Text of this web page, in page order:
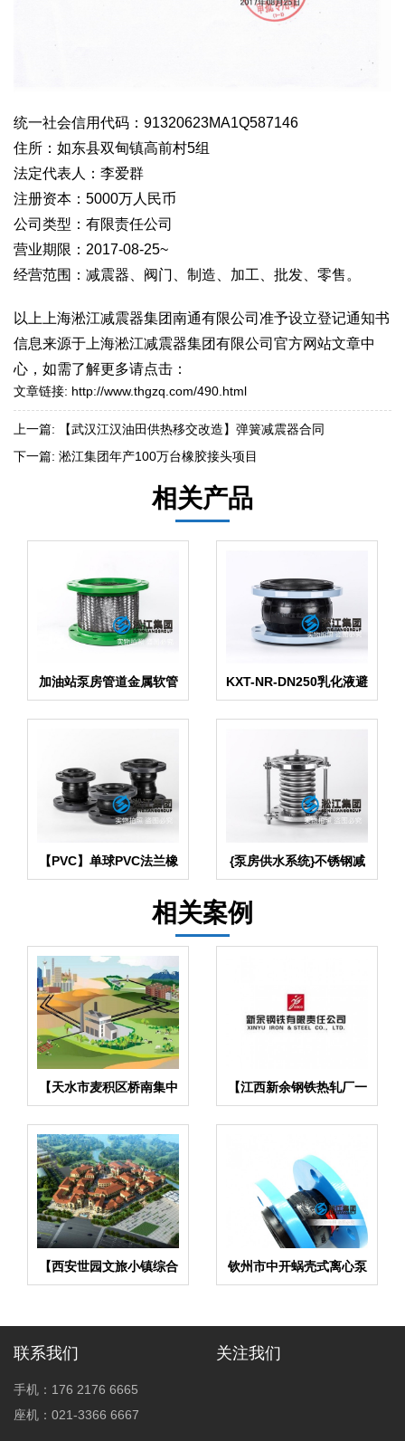
统一社会信用代码：91320623MA1Q587146
住所：如东县双甸镇高前村5组
法定代表人：李爱群
注册资本：5000万人民币
公司类型：有限责任公司
营业期限：2017-08-25~
经营范围：减震器、阀门、制造、加工、批发、零售。
以上上海淞江减震器集团南通有限公司准予设立登记通知书
信息来源于上海淞江减震器集团有限公司官方网站文章中
心，如需了解更多请点击：
文章链接: http://www.thgzq.com/490.html
上一篇:
【武汉江汉油田供热移交改造】弹簧减震器合同
下一篇: 淞江集团年产100万台橡胶接头项目
相关产品
加油站泵房管道金属软管
KXT-NR-DN250乳化液避
震接头
【PVC】单球PVC法兰橡
胶接头
{泵房供水系统}不锈钢减
震波纹补偿器
相关案例
【天水市麦积区桥南集中
供热项目】橡胶接头合同
【江西新余钢铁热轧厂一
检一钢厂项目】橡胶接头
合同
【西安世园文旅小镇综合
体】弹簧减震器合同
钦州市中开蜗壳式离心泵
橡胶软连接
联系我们
手机：176 2176 6665
座机：021-3366 6667
关注我们